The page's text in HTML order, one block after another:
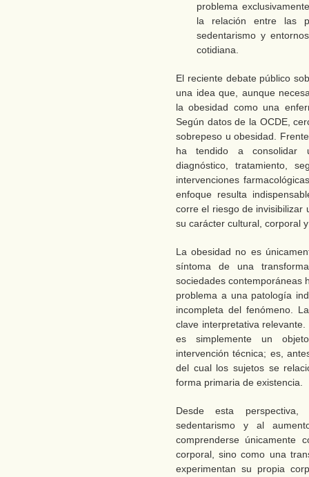
problema
la relación entre las
sedentarismo y
cotidiana.
El reciente debate público
una idea que, aunque
la obesidad como una
Según datos de la OCDE,
sobrepeso u obesidad.
ha tendido a consolidar
diagnóstico, tratamiento,
intervenciones
enfoque resulta
corre el riesgo de invisibilizar
su carácter cultural, corporal
La obesidad no es
síntoma de una
sociedades contemporáneas
problema a una patología
incompleta del fenómeno.
clave interpretativa
es simplemente un
intervención técnica; es,
del cual los sujetos se
forma primaria de existencia.
Desde esta
sedentarismo y al
comprenderse únicamente
corporal, sino como una
experimentan su propia